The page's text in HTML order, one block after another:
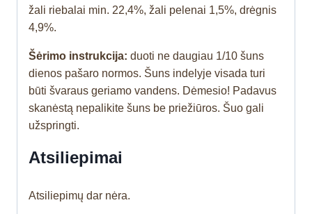
žali riebalai min. 22,4%, žali pelenai 1,5%, drėgnis
4,9%.
Šėrimo instrukcija: duoti ne daugiau 1/10 šuns
dienos pašaro normos. Šuns indelyje visada turi
būti švaraus geriamo vandens. Dėmesio! Padavus
skanėstą nepalikite šuns be priežiūros. Šuo gali
užspringti.
Atsiliepimai
Atsiliepimų dar nėra.